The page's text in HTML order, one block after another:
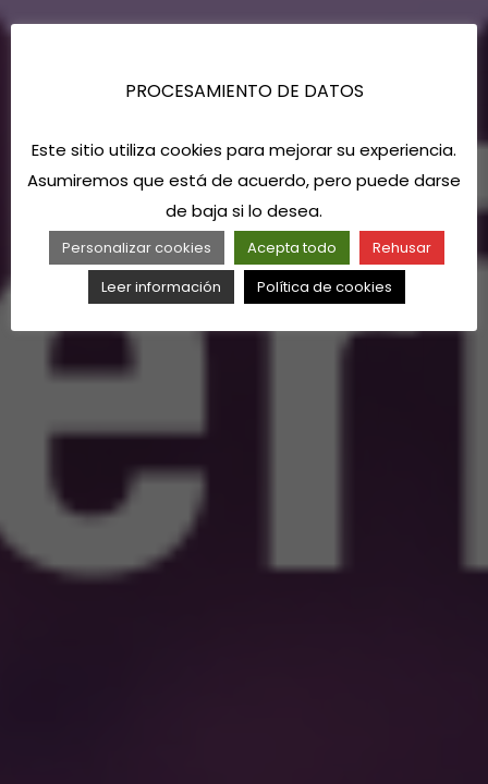
PROCESAMIENTO DE DATOS
Este sitio utiliza cookies para mejorar su experiencia.
Asumiremos que está de acuerdo, pero puede darse
de baja si lo desea.
Personalizar cookies Acepta todo
Rehusar
Leer información
Política de cookies